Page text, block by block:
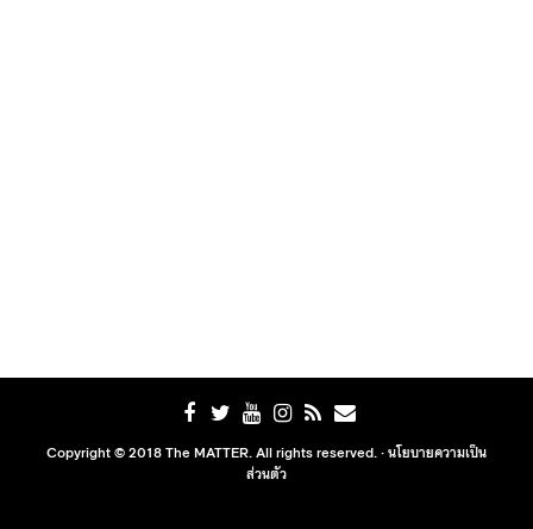
Copyright © 2018 The MATTER. All rights reserved. ·นโยบายความเป็น
ส่วนตัว